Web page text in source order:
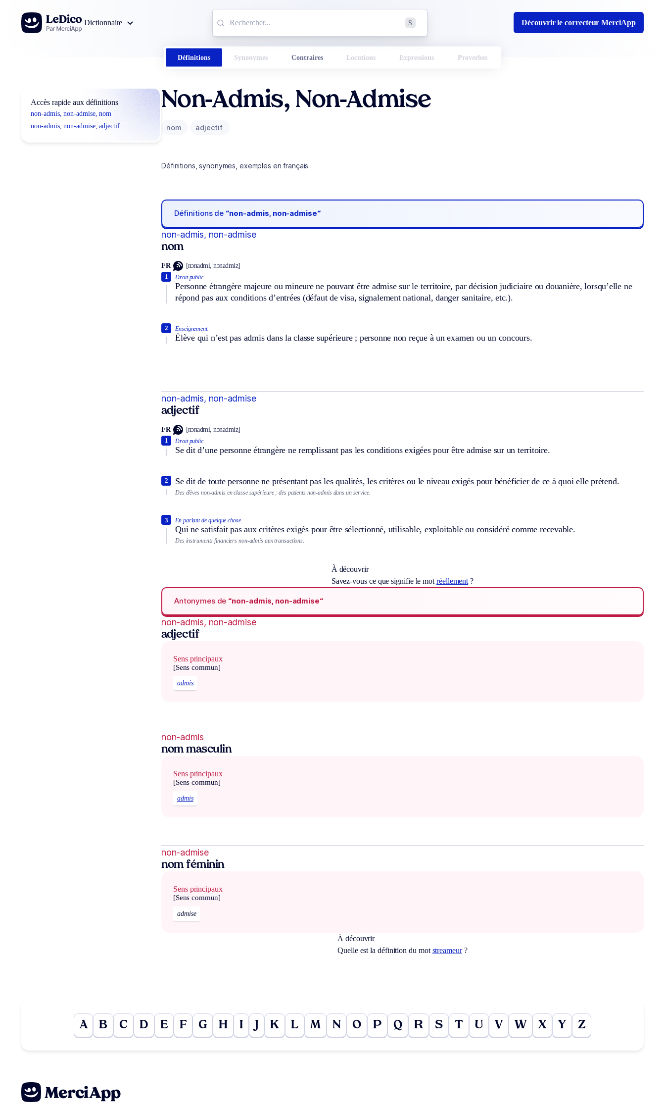
Aller au contenu
Dictionnaire
S Découvrir le correcteur MerciApp
Définitions Synonymes Contraires Locutions Expressions Proverbes
Accès rapide aux définitions
non-admis, non-admise, nom
non-admis, non-admise, adjectif
Non-Admis, Non-Admise
nom adjectif
Définitions, synonymes, exemples en français
Définitions de “non-admis, non-admise“
non-admis, non-admise
nom
FR [nɔnadmi, nɔnadmiz]
Droit public.
Personne étrangère majeure ou mineure ne pouvant être admise sur le territoire, par décision judiciaire ou douanière, lorsqu’elle ne
répond pas aux conditions d’entrées (défaut de visa, signalement national, danger sanitaire, etc.).
1
Enseignement.
Élève qui n’est pas admis dans la classe supérieure ; personne non reçue à un examen ou un concours.
2
non-admis, non-admise
adjectif
FR [nɔnadmi, nɔnadmiz]
Droit public.
Se dit d’une personne étrangère ne remplissant pas les conditions exigées pour être admise sur un territoire.
1
Se dit de toute personne ne présentant pas les qualités, les critères ou le niveau exigés pour bénéficier de ce à quoi elle prétend.
2
Des élèves non-admis en classe supérieure ; des patients non-admis dans un service.
En parlant de quelque chose.
Qui ne satisfait pas aux critères exigés pour être sélectionné, utilisable, exploitable ou considéré comme recevable.
3
Des instruments financiers non-admis aux transactions.
À découvrir
Savez-vous ce que signifie le mot réellement ?
Antonymes de “non-admis, non-admise“
non-admis, non-admise
adjectif
Sens principaux
[Sens commun]
admis
non-admis
nom masculin
Sens principaux
[Sens commun]
admis
non-admise
nom féminin
Sens principaux
[Sens commun]
admise
À découvrir
Quelle est la définition du mot streameur?
A B C D E F G H I J K L M N O P Q R S T U V W X Y Z